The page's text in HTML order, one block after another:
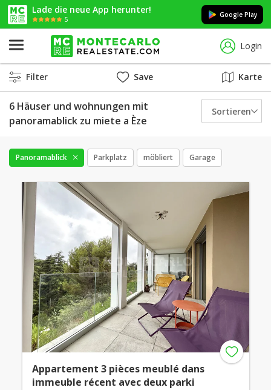
Lade die neue App herunter!
5
Google Play
Login
Filter Save Karte
6 Häuser und wohnungen mit
panoramablick zu miete a Èze
Sortieren
Panoramablick Parkplatz möbliert Garage
Appartement 3 pièces meublé dans
immeuble récent avec deux parki